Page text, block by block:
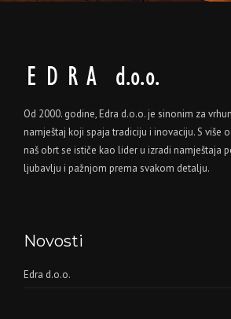
Od 2000. godine, Edra d.o.o. je sinonim za
namještaj koji spaja tradiciju i inovaciju. S više
naš obrt se ističe kao lider u izradi namještaja
ljubavlju i pažnjom prema svakom detalju.
Novosti
Edra d.o.o.